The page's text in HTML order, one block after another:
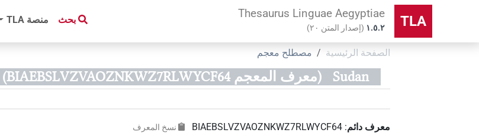
TLA
Thesaurus Linguae Aegyptiae
۱.٥.٢ (إصدار المتن ٢٠)
بحث منصة‏ ‏TLA
الصفحة الرئيسية مصطلح معجم
Sudan (معرف المعجم BIAEBSLVZVAOZNKWZ7RLWYCF64)
معرف دائم:
BIAEBSLVZVAOZNKWZ7RLWYCF64 نسخ المعرف